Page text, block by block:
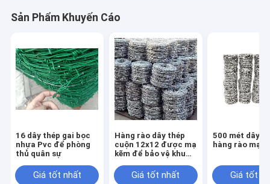
Sản Phẩm Khuyến Cáo
16 dây thép gai bọc
nhựa Pvc để phòng
thủ quân sự
Giá tốt nhất
Hàng rào dây thép
cuộn 12x12 được mạ
kẽm để bảo vệ khu
bạn
Giá tốt nhất
500 mét dây
hàng rào mạ
Giá tốt